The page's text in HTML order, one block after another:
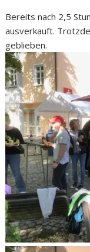
Bereits nach 2,5
ausverkauft.
geblieben.